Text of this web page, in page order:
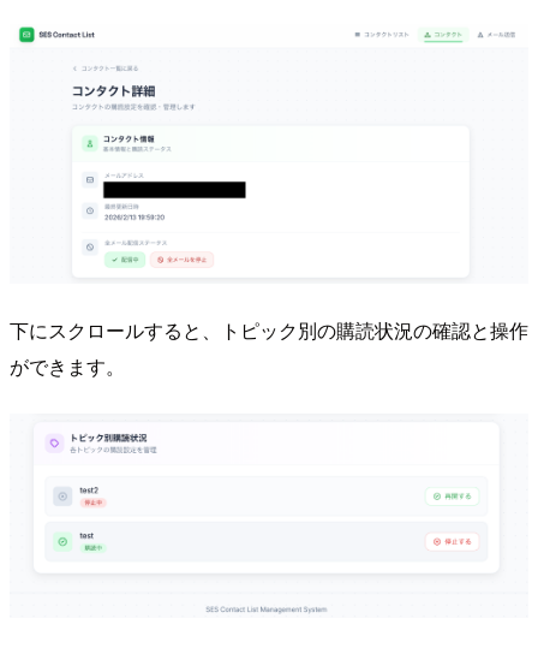
下にスクロールすると、トピック別の購読状況の確認と操作
ができます。